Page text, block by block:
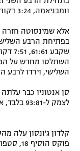
וומבניאמה, 3:24 דקות להפסקה.
בפתיחת הרבע
השלישי, וירדו לרבע
לצמק ל-93:81 בלבד, אך לא התקרבה מעבר לכך.